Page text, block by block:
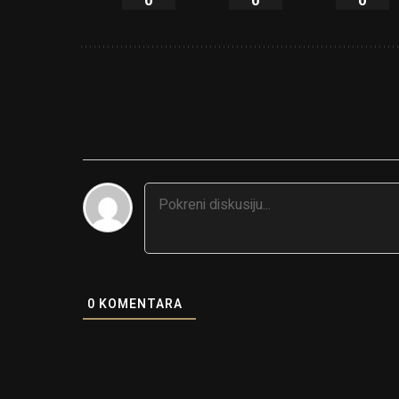
0 KOMENTARA